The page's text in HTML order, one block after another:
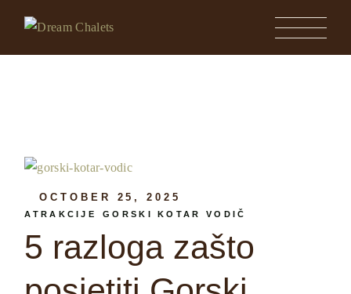
OCTOBER 25, 2025
ATRAKCIJE GORSKI KOTAR VODIČ
5 razloga zašto